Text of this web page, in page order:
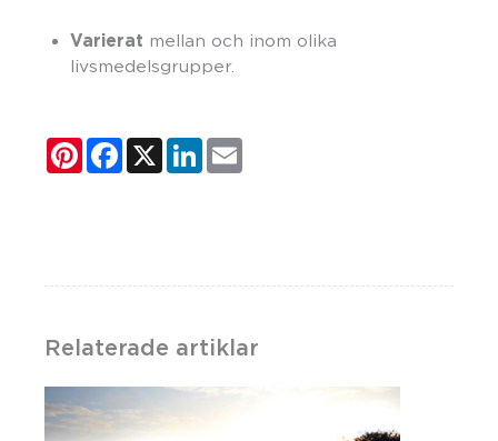
Varierat mellan och inom olika
livsmedelsgrupper.
PinterestFacebook
X LinkedIn
Relaterade artiklar